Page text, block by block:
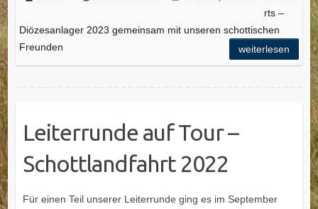
rts –
Diözesanlager 2023 gemeinsam mit unseren schottischen
Freunden
weiterlesen
Leiterrunde auf Tour –
Schottlandfahrt 2022
Für einen Teil unserer Leiterrunde ging es im September